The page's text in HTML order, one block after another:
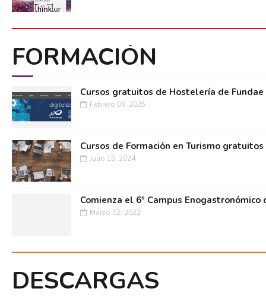
FORMACIÓN
Cursos gratuitos de Hostelería de Fundae
Febrero 09, 2025
Cursos de Formación en Turismo gratuitos
Julio 15, 2024
Comienza el 6º Campus Enogastronómico
Marzo 02, 2022
DESCARGAS